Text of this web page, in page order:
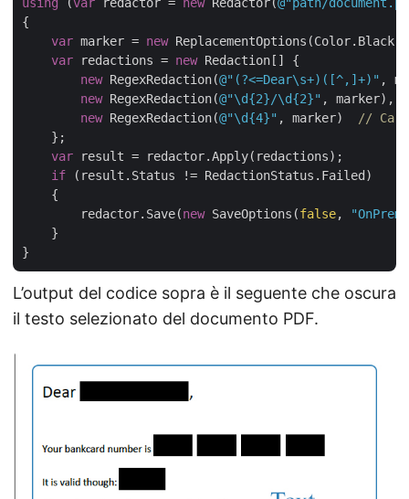
{
var marker = new ReplacementOptions(Color.Black);
var redactions = new Redaction[] {
new RegexRedaction(@"(?<=Dear\s+)([^,]+)" ,
new RegexRedaction(@"\d{2}/\d{2}" , marker),
new RegexRedaction(@"\d{4}" , marker)
// Card
    };
var result = redactor.Apply(redactions);
if (result.Status != RedactionStatus.Failed)
    {
        redactor.Save(
new SaveOptions(false,
    }
L’output del codice sopra è il seguente che oscura
il testo selezionato del documento PDF.